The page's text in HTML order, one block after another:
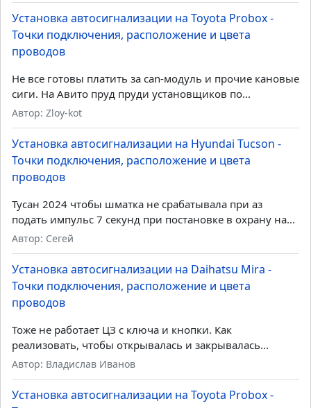
Установка автосигнализации на Toyota Probox -
Точки подключения, расположение и цвета
проводов
Не все готовы платить за can-модуль и прочие кановые
сиги. На Авито пруд пруди установщиков по...
Автор: Zloy-kot
Установка автосигнализации на Hyundai Tucson -
Точки подключения, расположение и цвета
проводов
Тусан 2024 чтобы шматка не срабатывала при аз
подать импульс 7 секунд при постановке в охрану на...
Автор: Сегей
Установка автосигнализации на Daihatsu Mira -
Точки подключения, расположение и цвета
проводов
Тоже не работает ЦЗ с ключа и кнопки. Как
реализовать, чтобы открывалась и закрывалась...
Автор: Владислав Иванов
Установка автосигнализации на Toyota Probox -